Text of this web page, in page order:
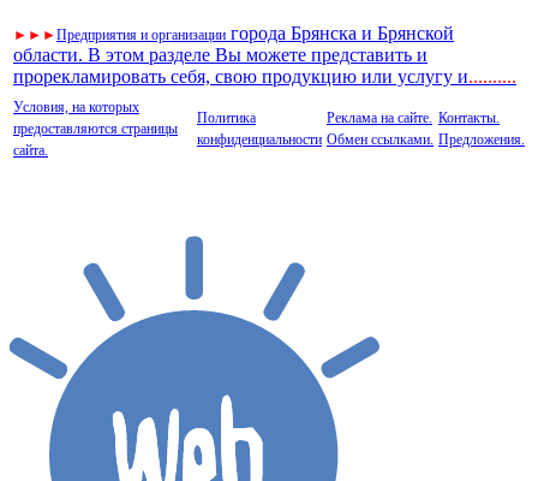
► ► ►Предприятия и организации города Брянска и Брянской
области. В этом разделе Вы можете представить и
прорекламировать себя, свою продукцию или услугу и..........
Условия, на которых
предоставляются страницы
сайта.
Политика
конфиденциальности
Реклама на сайте.
Обмен ссылками.
Контакты.
Предложения.